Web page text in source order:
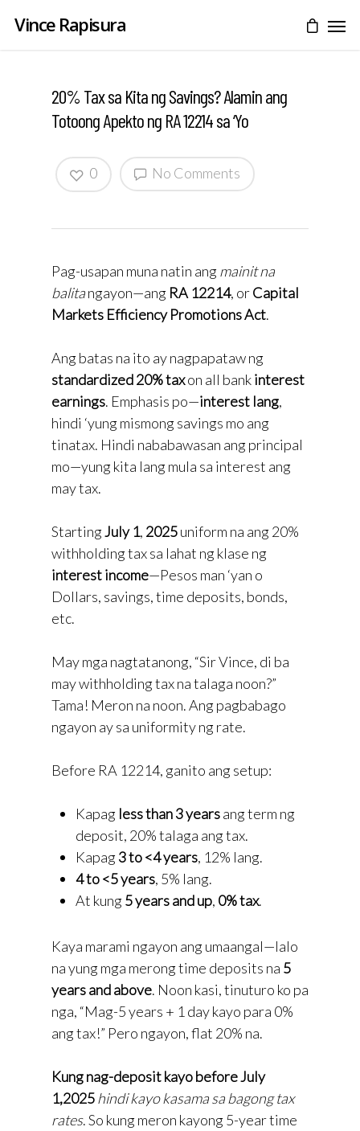
Vince Rapisura
20% Tax sa Kita ng Savings? Alamin ang
Totoong Apekto ng RA 12214 sa ‘Yo
No Comments
0
Pag-usapan muna natin angmainit na
balitangayon—ang RA 12214, orCapital
Markets Efficiency Promotions Act.
Ang batas na ito ay nagpapataw ng
standardized 20% taxon all bankinterest
earnings. Emphasis po—interest lang,
hindi ‘yung mismong savings mo ang
tinatax. Hindi nababawasan ang principal
mo—yung kita lang mula sa interest ang
may tax.
StartingJuly 1, 2025uniform na ang 20%
withholding tax sa lahat ng klase ng
interest income—Pesos man ‘yan o
Dollars, savings, time deposits, bonds,
etc.
May mga nagtatanong, “Sir Vince, di ba
may withholding tax na talaga noon?”
Tama! Meron na noon. Ang pagbabago
ngayon ay sa uniformity ng rate.
Before RA 12214, ganito ang setup:
Kapag less than 3 yearsang term ng
deposit, 20% talaga ang tax.
Kapag3 to <4 years, 12% lang.
4 to <5 years, 5% lang.
At kung5 years and up, 0% tax.
Kaya marami ngayon ang umaangal—lalo
na yung mga merong time deposits na 5
years and above. Noon kasi, tinuturo ko pa
nga, “Mag-5 years + 1 day kayo para 0%
ang tax!” Pero ngayon, flat 20% na.
Kung nag-deposit kayo before July
1,2025hindi kayo kasama sa bagong tax
rates. So kung meron kayong 5-year time